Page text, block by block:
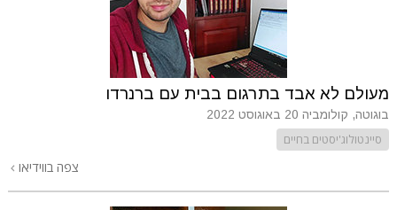
מעולם לא אבד בתרגום בבית עם ברנרדו
בוגוטה, קולומביה 20 באוגוסט 2022
סיינטולוג'יסטים בחיים
צפה בווידיאו